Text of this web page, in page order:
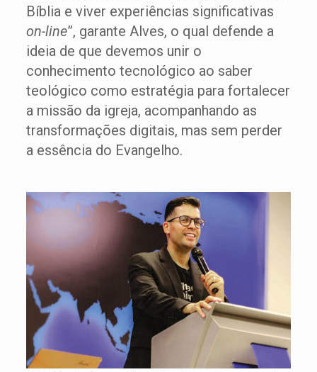
Bíblia e viver experiências significativas
on-line”, garante Alves, o qual defende a
ideia de que devemos unir o
conhecimento tecnológico ao saber
teológico como estratégia para fortalecer
a missão da igreja, acompanhando as
transformações digitais, mas sem perder
a essência do Evangelho.